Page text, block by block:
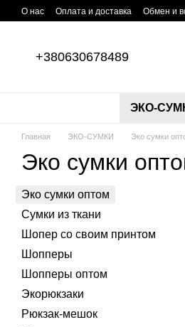
Перейти к основному контенту
О нас Оплата и доставка Обмен и
+380630678489
ЭКО-
Главная ЭКО-СУМКИ Эко сумки
Эко сумки
Эко сумки оптом
Сумки из ткани
Шопер со своим принтом
Шопперы
Шопперы оптом
Экорюкзаки
Рюкзак-мешок